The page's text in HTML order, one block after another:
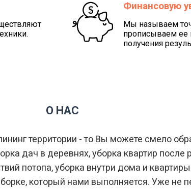
Финансовую
Мы называем
прописываем ее
получения
О НАС
территории - то Вы можете смело
дач в деревнях, уборка квартир после
потопа, уборка внутри дома и
который нами выполняется. Уже не